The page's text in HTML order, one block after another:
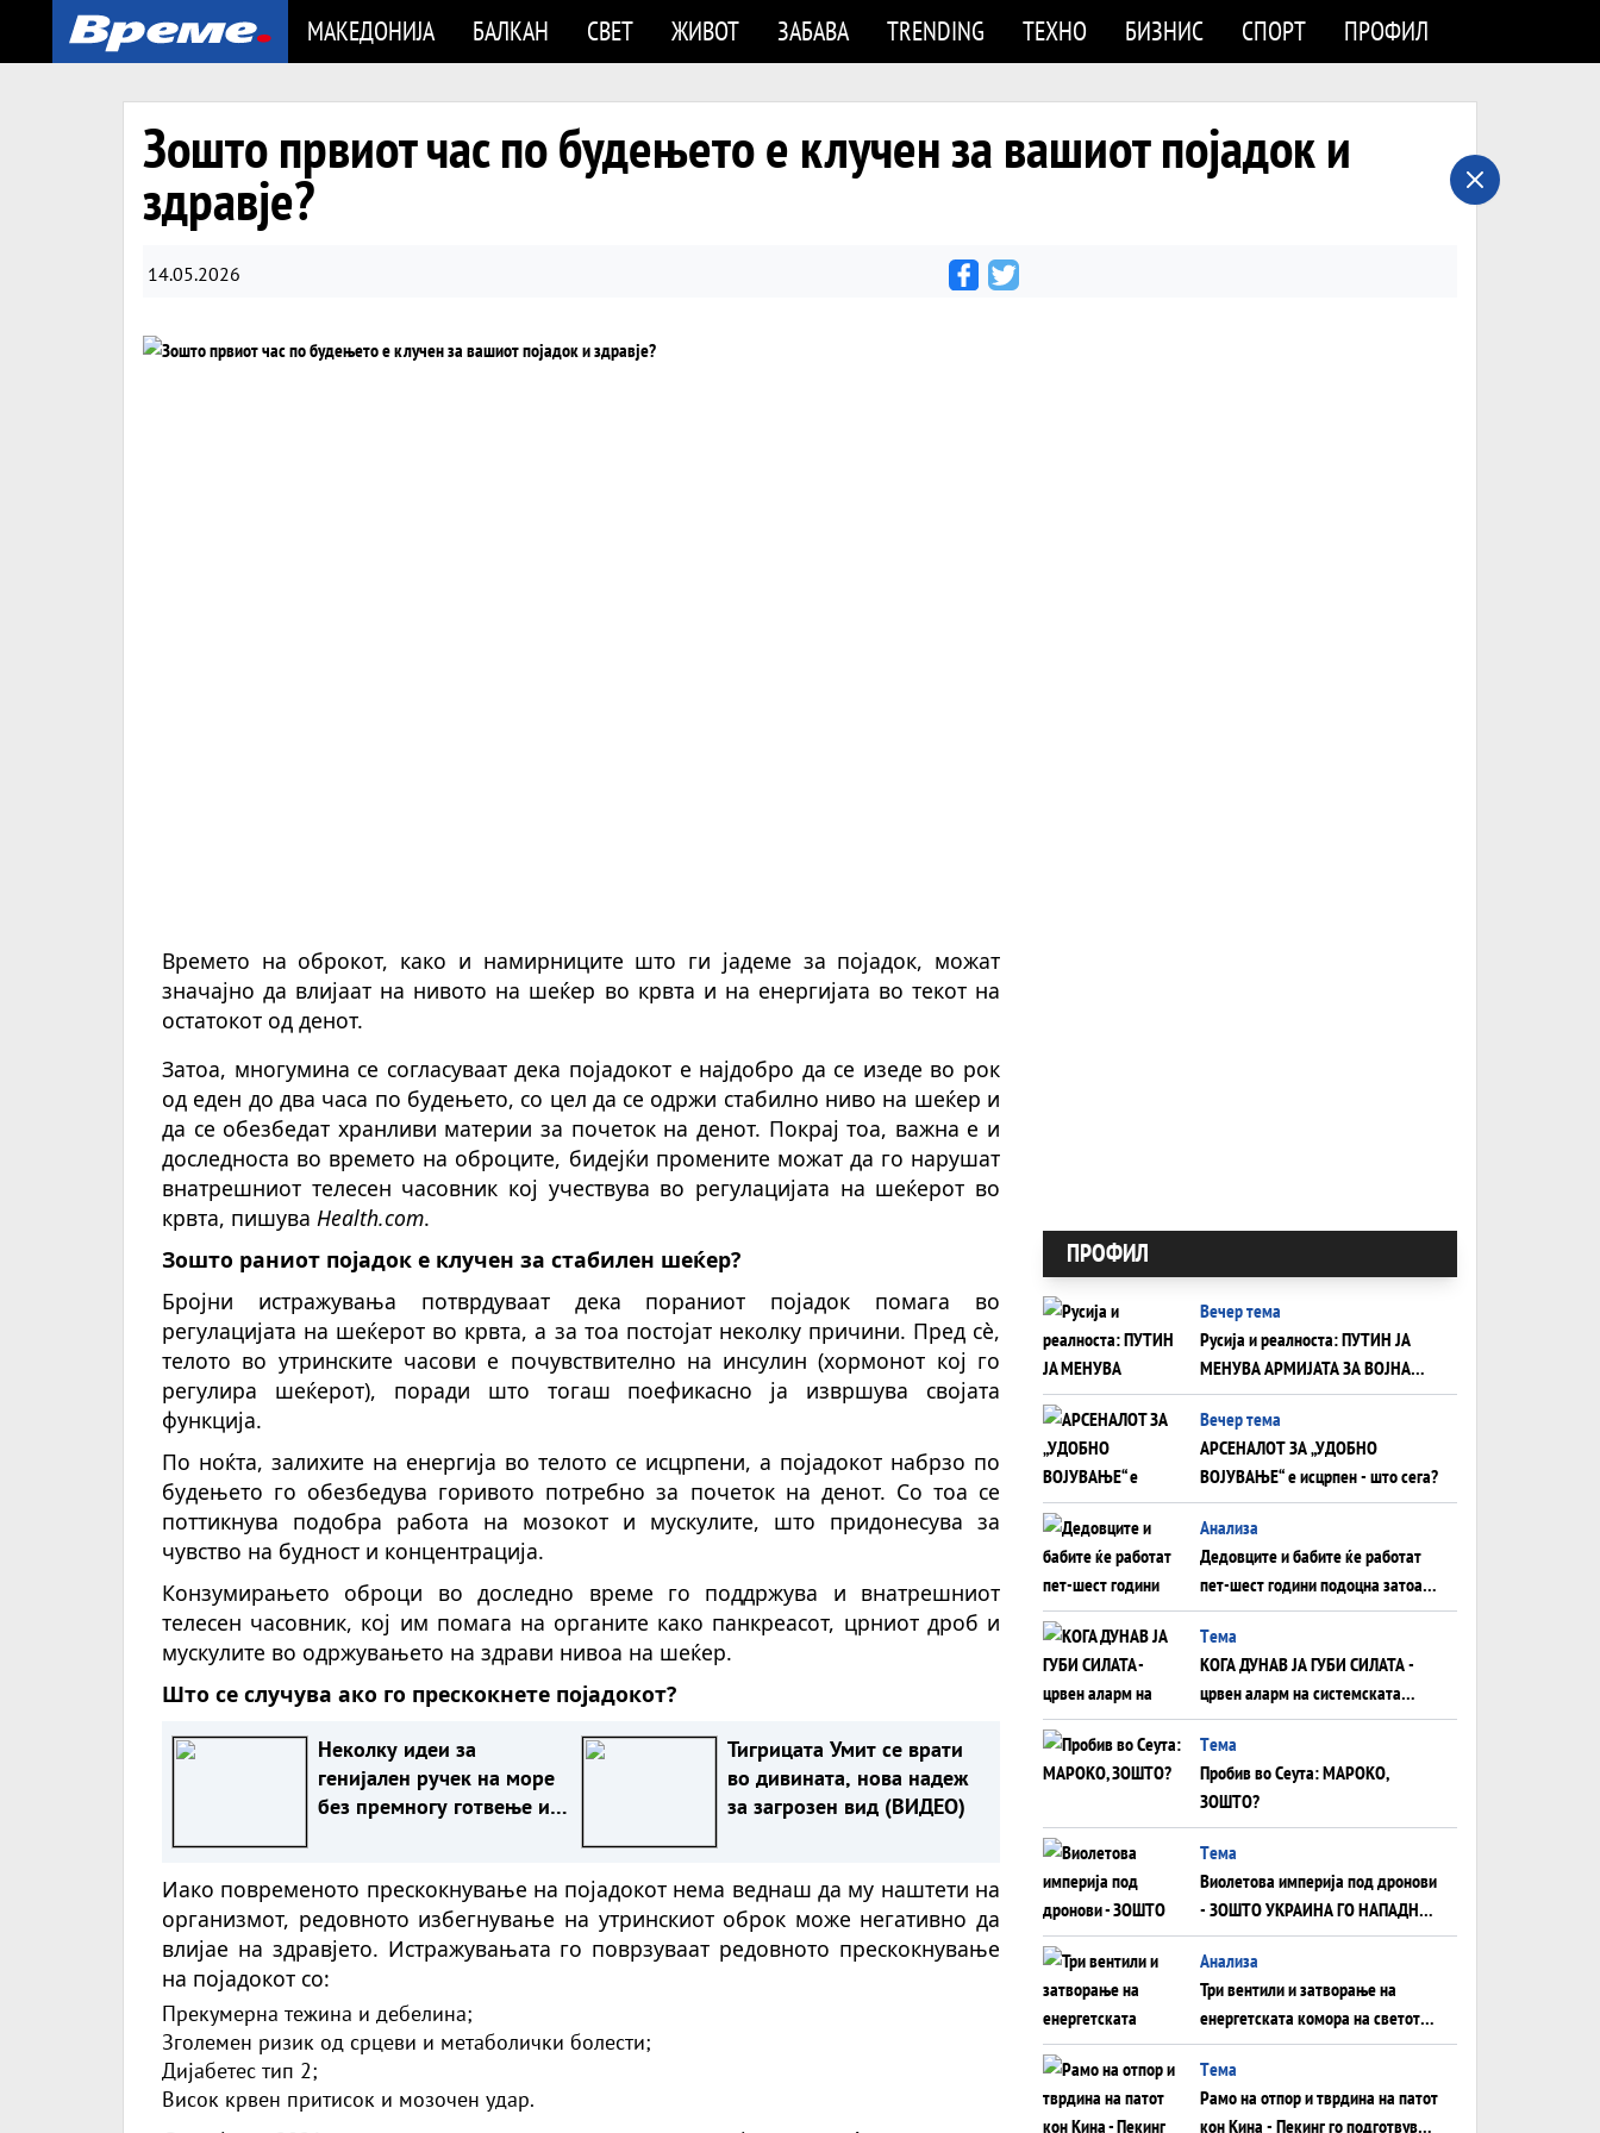
МАКЕДОНИЈА БАЛКАН СВЕТ ЖИВОТ ЗАБАВА TRENDING ТЕХНО БИЗНИС СПОРТ ПРОФИЛ
Зошто првиот час по будењето е клучен за вашиот појадок и
здравје?
14.05.2026
Времето на оброкот, како и намирниците што ги јадеме за појадок, можат
значајно да влијаат на нивото на шеќер во крвта и на енергијата во текот на
остатокот од денот.
Затоа, многумина се согласуваат дека појадокот е најдобро да се изеде во рок
од еден до два часа по будењето, со цел да се одржи стабилно ниво на шеќер и
да се обезбедат хранливи материи за почеток на денот. Покрај тоа, важна е и
доследноста во времето на оброците, бидејќи промените можат да го нарушат
внатрешниот телесен часовник кој учествува во регулацијата на шеќерот во
крвта, пишува Health.com.
Зошто раниот појадок е клучен за стабилен шеќер?
Бројни истражувања потврдуваат дека пораниот појадок помага во
регулацијата на шеќерот во крвта, а за тоа постојат неколку причини. Пред сè,
телото во утринските часови е почувствително на инсулин (хормонот кој го
регулира шеќерот), поради што тогаш поефикасно ја извршува својата
функција.
По ноќта, залихите на енергија во телото се исцрпени, а појадокот набрзо по
будењето го обезбедува горивото потребно за почеток на денот. Со тоа се
поттикнува подобра работа на мозокот и мускулите, што придонесува за
чувство на будност и концентрација.
Конзумирањето оброци во доследно време го поддржува и внатрешниот
телесен часовник, кој им помага на органите како панкреасот, црниот дроб и
мускулите во одржувањето на здрави нивоа на шеќер.
Што се случува ако го прескокнете појадокот?
Неколку идеи за
генијален ручек на море
без премногу готвење и
Тигрицата Умит се врати
во дивината, нова надеж
за загрозен вид (ВИДЕО)
Иако повременото прескокнување на појадокот нема веднаш да му наштети на
организмот, редовното избегнување на утринскиот оброк може негативно да
влијае на здравјето. Истражувањата го поврзуваат редовното прескокнување
на појадокот со:
Прекумерна тежина и дебелина;
Зголемен ризик од срцеви и метаболички болести;
Дијабетес тип 2;
Висок крвен притисок и мозочен удар.
ПРОФИЛ
Вечер тема
Русија и реалноста: ПУТИН ЈА
МЕНУВА АРМИЈАТА ЗА ВОЈНА
ШТО ОСТАНУВА БЕЗ ФРОНТ
Вечер тема
АРСЕНАЛОТ ЗА „УДОБНО
ВОЈУВАЊЕ“ е исцрпен - што сега?
Анализа
Дедовците и бабите ќе работат
пет-шест години подоцна затоа
што НЕМААТ ВНУЦИ ДА ГИ
ЗАМЕНАТ
Tема
КОГА ДУНАВ ЈА ГУБИ СИЛАТА -
црвен аларм на системската
плоча од јужна Германија до
Црното Море...
Tема
Пробив во Сеута: МАРОКО,
ЗОШТО?
Tема
Виолетова империја под дронови
- ЗОШТО УКРАИНА ГО НАПАДНА
РУСКИОТ WILDBERRIES
Aнализа
Три вентили и затворање на
енергетската комора на светот:
Нападот во Суец најавува
глобален енергетски инфаркт?
Tема
Рамо на отпор и тврдина на патот
кон Кина - Пекинг го подготвува